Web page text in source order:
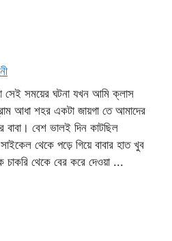
সেই সময়ের ঘটনা যখন আমি ক্লাস
আধা শহর একটা জায়গা তে আমাদের
বেশ ভালই দিন কাটছিল
থেকে পড়ে গিয়ে বাবার হাত খুব
চাকরি থেকে বের করে দেওয়া ...